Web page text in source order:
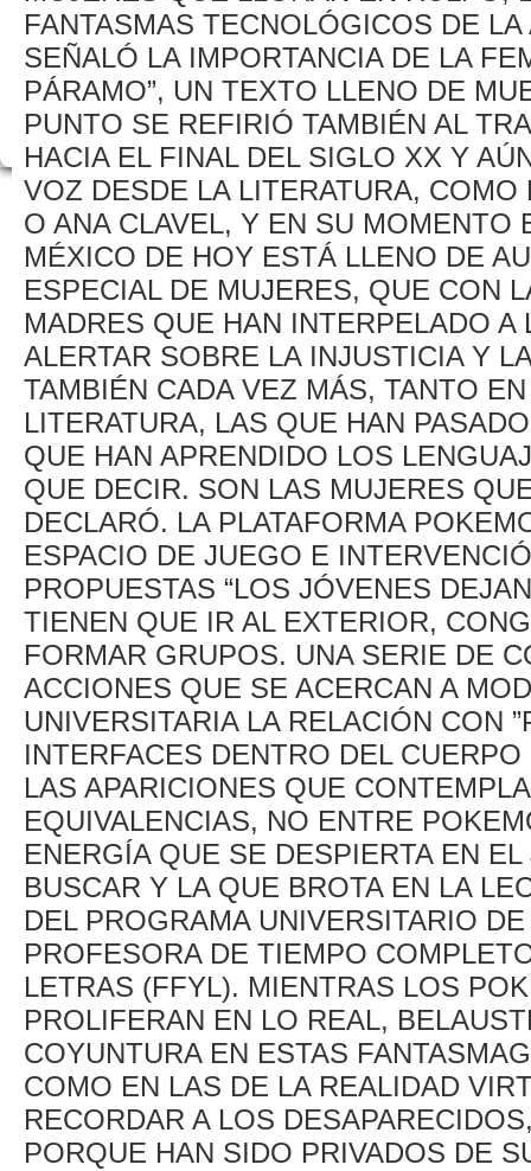
FANTASMAS TECNOLÓGICOS DE
SEÑALÓ LA IMPORTANCIA DE LA
PÁRAMO”, UN TEXTO LLENO DE
PUNTO SE REFIRIÓ TAMBIÉN AL
HACIA EL FINAL DEL SIGLO XX Y
VOZ DESDE LA LITERATURA,
O ANA CLAVEL, Y EN SU MOMENTO
MÉXICO DE HOY ESTÁ LLENO DE
ESPECIAL DE MUJERES, QUE CON
MADRES QUE HAN INTERPELADO
ALERTAR SOBRE LA INJUSTICIA Y
TAMBIÉN CADA VEZ MÁS, TANTO
LITERATURA, LAS QUE HAN
QUE HAN APRENDIDO LOS
QUE DECIR. SON LAS MUJERES
DECLARÓ. LA PLATAFORMA
ESPACIO DE JUEGO E
PROPUESTAS “LOS JÓVENES
TIENEN QUE IR AL EXTERIOR,
FORMAR GRUPOS. UNA SERIE DE
ACCIONES QUE SE ACERCAN A
UNIVERSITARIA LA RELACIÓN CON
INTERFACES DENTRO DEL
LAS APARICIONES QUE
EQUIVALENCIAS, NO ENTRE
ENERGÍA QUE SE DESPIERTA EN
BUSCAR Y LA QUE BROTA EN LA
DEL PROGRAMA UNIVERSITARIO
PROFESORA DE TIEMPO
LETRAS (FFYL). MIENTRAS LOS
PROLIFERAN EN LO REAL,
COYUNTURA EN ESTAS
COMO EN LAS DE LA REALIDAD
RECORDAR A LOS
PORQUE HAN SIDO PRIVADOS DE